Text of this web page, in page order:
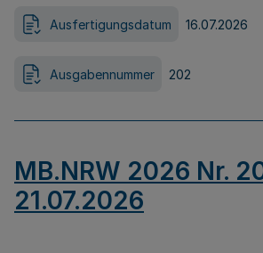
Ausfertigungsdatum 16.07.2026
Ausgabennummer 202
MB.NRW 2026 Nr.
21.07.2026